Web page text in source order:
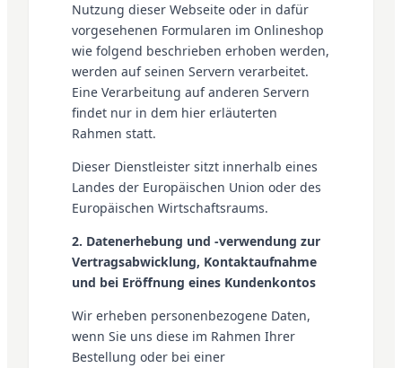
Nutzung dieser Webseite oder in dafür
vorgesehenen Formularen im Onlineshop
wie folgend beschrieben erhoben werden,
werden auf seinen Servern verarbeitet.
Eine Verarbeitung auf anderen Servern
findet nur in dem hier erläuterten
Rahmen statt.
Dieser Dienstleister sitzt innerhalb eines
Landes der Europäischen Union oder des
Europäischen Wirtschaftsraums.
2. Datenerhebung und -verwendung zur
Vertragsabwicklung, Kontaktaufnahme
und bei Eröffnung eines Kundenkontos
Wir erheben personenbezogene Daten,
wenn Sie uns diese im Rahmen Ihrer
Bestellung oder bei einer